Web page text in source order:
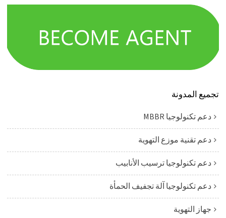
تجميع المدونة
دعم تكنولوجيا MBBR
دعم تقنية موزع التهوية
دعم تكنولوجيا ترسيب الأنابيب
دعم تكنولوجيا آلة تجفيف الحمأة
جهاز التهوية